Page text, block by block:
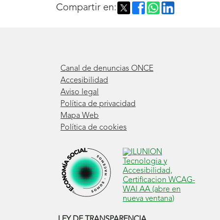
Compartir en:
Canal de denuncias ONCE
Accesibilidad
Aviso legal
Política de privacidad
Mapa Web
Política de cookies